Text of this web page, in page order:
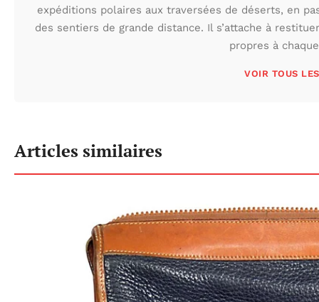
expéditions polaires aux traversées de déserts, en
des sentiers de grande distance. Il s’attache à
propres à
VOIR TOUS
Articles similaires